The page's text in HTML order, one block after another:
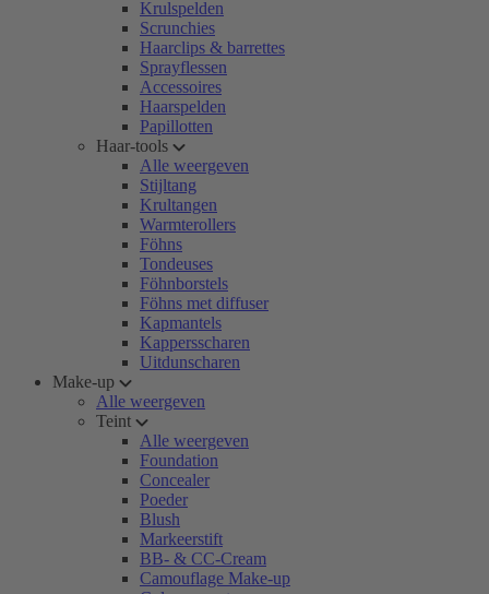
Krulspelden
Scrunchies
Haarclips & barrettes
Sprayflessen
Accessoires
Haarspelden
Papillotten
Haar-tools
Alle weergeven
Stijltang
Krultangen
Warmterollers
Föhns
Tondeuses
Föhnborstels
Föhns met diffuser
Kapmantels
Kappersscharen
Uitdunscharen
Make-up
Alle weergeven
Teint
Alle weergeven
Foundation
Concealer
Poeder
Blush
Markeerstift
BB- & CC-Cream
Camouflage Make-up